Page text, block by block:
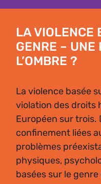
LA VIOLENCE
GENRE – UNE
L’OMBRE ?
La violence basée
violation des droits
Européen sur trois.
confinement liées
problèmes
physiques,
basées sur le